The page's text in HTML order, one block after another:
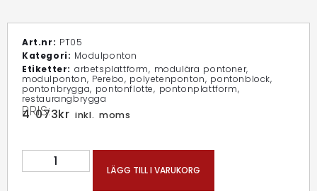
Art.nr: PT05
Kategori: Modulponton
Etiketter: arbetsplattform, modulära pontoner,
modulponton, Perebo, polyetenponton, pontonblock,
pontonbrygga, pontonflotte, pontonplattform,
restaurangbrygga
PRIS:
4 073kr inkl. moms
LÄGG TILL I VARUKORG